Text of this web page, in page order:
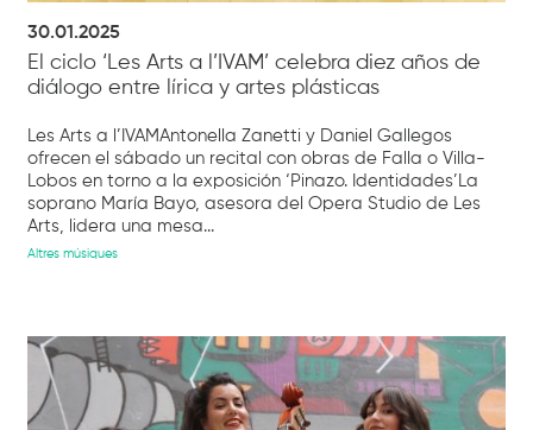
30.01.2025
El ciclo ‘Les Arts a l’IVAM’ celebra diez años de
diálogo entre lírica y artes plásticas
Les Arts a l’IVAMAntonella Zanetti y Daniel Gallegos
ofrecen el sábado un recital con obras de Falla o Villa-
Lobos en torno a la exposición ‘Pinazo. Identidades’La
soprano María Bayo, asesora del Opera Studio de Les
Arts, lidera una mesa...
Altres músiques